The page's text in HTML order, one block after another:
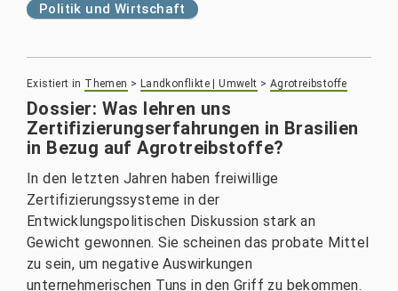
Politik und Wirtschaft
Existiert in Themen > Landkonflikte | Umwelt > Agrotreibstoffe
Dossier: Was lehren uns
Zertifizierungserfahrungen in Brasilien
in Bezug auf Agrotreibstoffe?
In den letzten Jahren haben freiwillige
Zertifizierungssysteme in der
Entwicklungspolitischen Diskussion stark an
Gewicht gewonnen. Sie scheinen das probate Mittel
zu sein, um negative Auswirkungen
unternehmerischen Tuns in den Griff zu bekommen.